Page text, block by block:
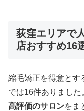
荻窪エリアで
店おすすめ16
縮毛矯正を得意とす
では16件ありました
高評価のサロンをま